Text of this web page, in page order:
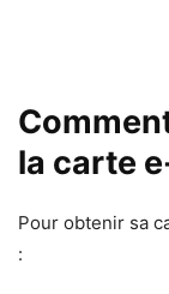
la carte
Pour obtenir sa
: